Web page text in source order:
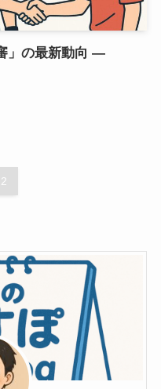
」の最新動向 ―
2